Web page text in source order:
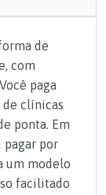
de
com
paga
de clínicas
ponta. Em
pagar por
um modelo
facilitado